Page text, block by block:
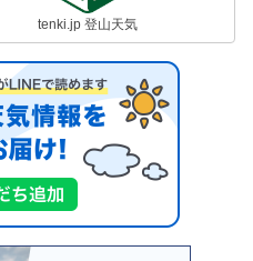
tenki.jp 登山天気